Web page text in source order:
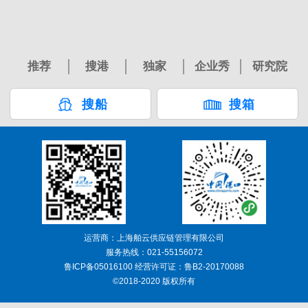
推荐 搜港 独家 企业秀 研究院
搜船 搜箱
运营商：上海舶云供应链管理有限公司
服务热线：021-55156072
鲁ICP备05016100 经营许可证：鲁B2-20170088
©2018-2020 版权所有